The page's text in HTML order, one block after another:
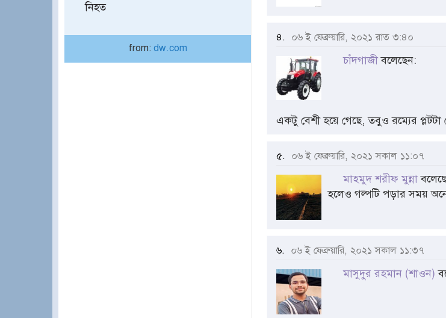
নিহত
from: dw.com
৪. ০৬ ই ফেব্রুয়ারি, ২০২১ রাত ৩:৪০
চাঁদগাজীবলেছেন:
একটু বেশী হয়ে গেছে, তবুও রম্যের
৫. ০৬ ই ফেব্রুয়ারি, ২০২১ সকাল ১১:০৭
মাহমুদ শরীফ মুন্না
হলেও গল্পটি পড়ার সময়
৬. ০৬ ই ফেব্রুয়ারি, ২০২১ সকাল ১১:৩৭
মাসুদুর রহমান (শাওন)